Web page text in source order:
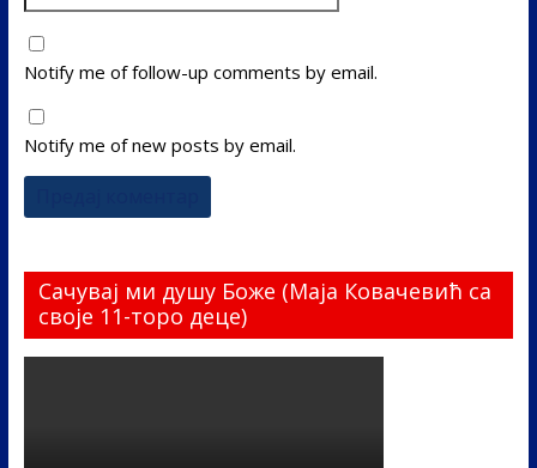
Notify me of follow-up comments by email.
Notify me of new posts by email.
Сачувај ми душу Боже (Маја Ковачевић са
своје 11-торо деце)